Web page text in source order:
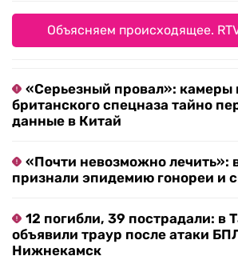
Объясняем происходящее.
«Серьезный провал»: камеры
британского спецназа тайно
данные в Китай
«Почти невозможно лечить»:
признали эпидемию гонореи и
12 погибли, 39 пострадали: в
объявили траур после атаки
Нижнекамск